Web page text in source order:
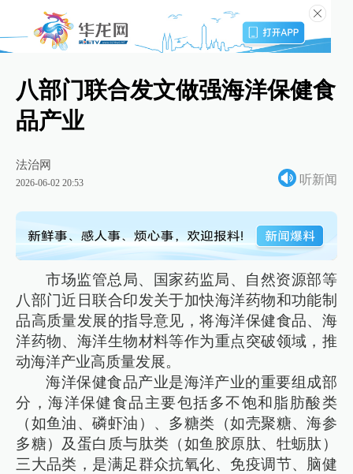
八部门联合发文做强海洋保健食
品产业
法治网
2026-06-02 20:53 听新闻
市场监管总局、国家药监局、自然资源部等
八部门近日联合印发关于加快海洋药物和功能制
品高质量发展的指导意见，将海洋保健食品、海
洋药物、海洋生物材料等作为重点突破领域，推
动海洋产业高质量发展。
海洋保健食品产业是海洋产业的重要组成部
分，海洋保健食品主要包括多不饱和脂肪酸类
（如鱼油、磷虾油）、多糖类（如壳聚糖、海参
多糖）及蛋白质与肽类（如鱼胶原肽、牡蛎肽）
三大品类，是满足群众抗氧化、免疫调节、脑健